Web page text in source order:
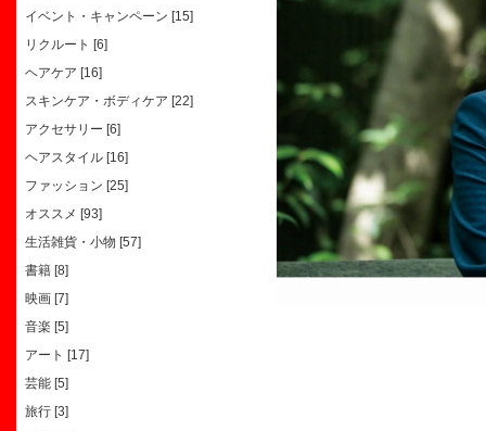
イベント・キャンペーン [15]
リクルート [6]
ヘアケア [16]
スキンケア・ボディケア [22]
アクセサリー [6]
ヘアスタイル [16]
ファッション [25]
オススメ [93]
生活雑貨・小物 [57]
書籍 [8]
映画 [7]
音楽 [5]
アート [17]
芸能 [5]
旅行 [3]